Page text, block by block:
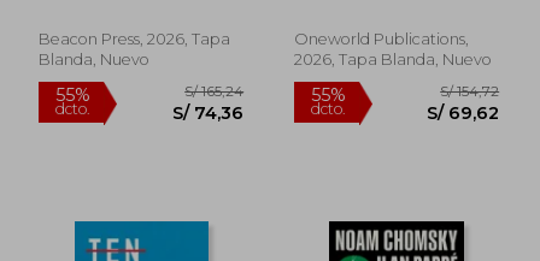
Coexistence (en
Inglés)
Beacon Press, 2026, Tapa
Blanda, Nuevo
Oneworld Publications,
2026, Tapa Blanda, Nuevo